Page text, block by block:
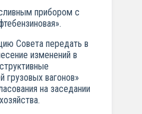
прибором с
Совета передать в
изменений в
грузовых вагонов»
на заседании